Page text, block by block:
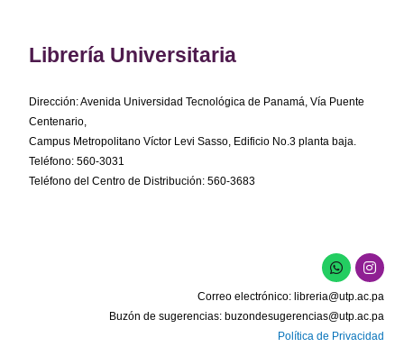
Librería Universitaria
Dirección: Avenida Universidad Tecnológica de Panamá, Vía Puente
Centenario,
Campus Metropolitano Víctor Levi Sasso, Edificio No.3 planta baja.
Teléfono: 560-3031
Teléfono del Centro de Distribución: 560-3683
W
h
a
t
s
a
I
n
s
t
a
g
Correo electrónico: libreria@utp.ac.pa
Buzón de sugerencias: buzondesugerencias@utp.ac.pa
Política de Privacidad